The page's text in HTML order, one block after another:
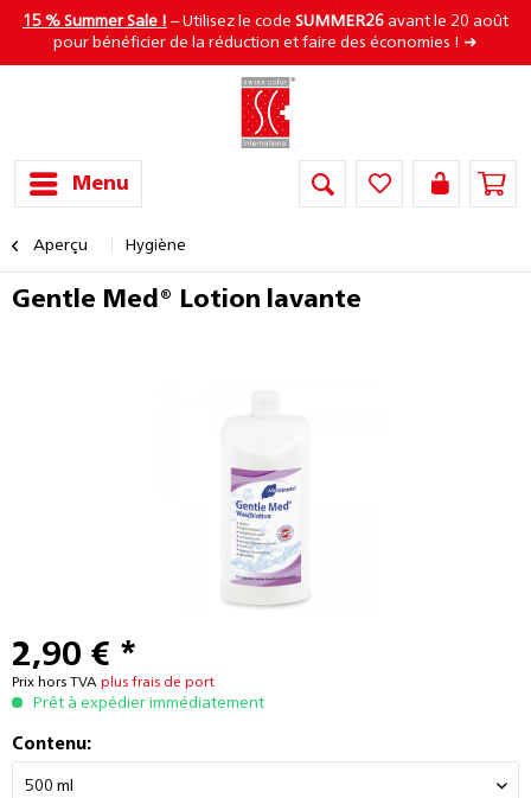
15 % Summer Sale ! – Utilisez le code SUMMER26 avant le 20 août
pour bénéficier de la réduction et faire des économies ! ➜
Menu
Aperçu Hygiène
Gentle Med® Lotion lavante
2,90 € *
Prix hors TVA plus frais de port
Prêt à expédier immédiatement
Contenu: